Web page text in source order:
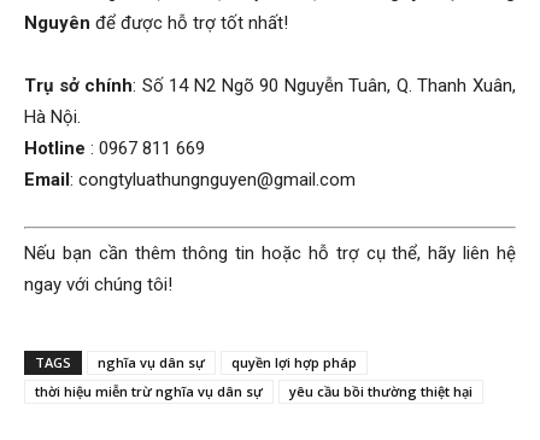
Nguyên để được hỗ trợ tốt nhất!
Trụ sở chính: Số 14 N2 Ngõ 90 Nguyễn Tuân, Q. Thanh Xuân,
Hà Nội.
Hotline : 0967 811 669
Email: congtyluathungnguyen@gmail.com
Nếu bạn cần thêm thông tin hoặc hỗ trợ cụ thể, hãy liên hệ
ngay với chúng tôi!
TAGS nghĩa vụ dân sự
quyền lợi hợp pháp
thời hiệu miễn trừ nghĩa vụ dân sự
yêu cầu bồi thường thiệt hại